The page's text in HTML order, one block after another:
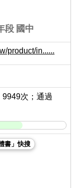
段 國中
product/in......
次；通過
書」快搜